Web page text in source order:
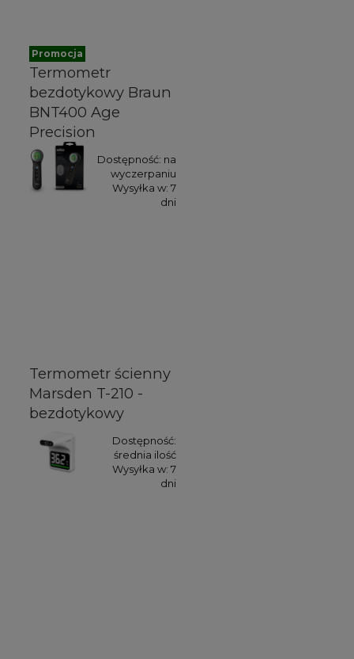
Termometr
bezdotykowy Braun
BNT400 Age
Precision
Dostępność: na
wyczerpaniu
Wysyłka w: 7
dni
Promocja
Termometr ścienny
Marsden T-210 -
bezdotykowy
Dostępność:
średnia ilość
Wysyłka w: 7
dni